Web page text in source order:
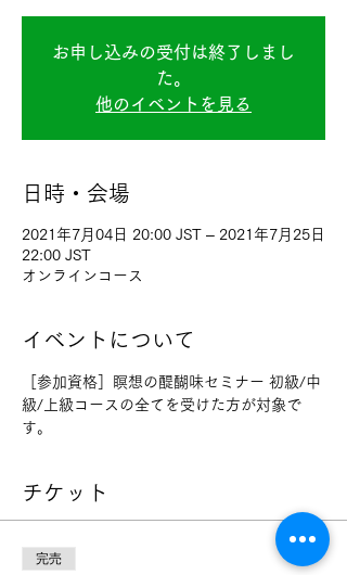
お申し込みの受付は終了しまし
た。
他のイベントを見る
日時・会場
2021年7月04日 20:00 JST – 2021年7月25日
22:00 JST
オンラインコース
イベントについて
［参加資格］瞑想の醍醐味セミナー 初級/中
級/上級コースの全てを受けた方が対象で
す。
チケット
完売